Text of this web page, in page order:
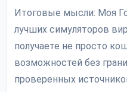
Итоговые мысли: Моя
лучших симуляторов
получаете не просто
возможностей без
проверенных